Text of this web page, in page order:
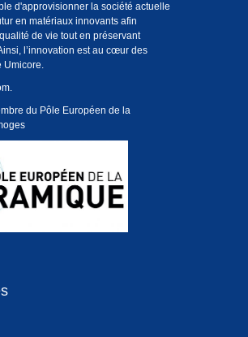
d'approvisionner la société actuelle
en matériaux innovants afin
de vie tout en préservant
l’innovation est au cœur des
Umicore.
.
du Pôle Européen de la